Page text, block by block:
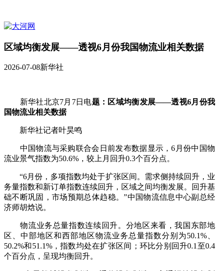
区域均衡发展——透视6月份我国物流业相关数据
2026-07-08新华社
新华社北京7月7日电题：区域均衡发展——透视6月份我
国物流业相关数据
新华社记者叶昊鸣
中国物流与采购联合会日前发布数据显示，6月份中国物
流业景气指数为50.6%，较上月回升0.3个百分点。
“6月份，多项指数均处于扩张区间。需求侧持续回升，业
务量指数和新订单指数连续回升，区域之间均衡发展。回升基
础不断巩固，市场预期总体趋稳。”中国物流信息中心副总经
济师胡焓说。
物流业务总量指数连续回升。分地区来看，我国东部地
区、中部地区和西部地区物流业务总量指数分别为50.1%、
50.2%和51.1%，指数均处在扩张区间；环比分别回升0.1至0.4
个百分点，呈现均衡回升。